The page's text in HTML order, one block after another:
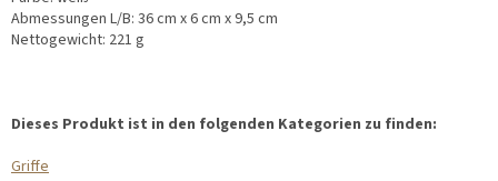
Abmessungen L/B: 36 cm x 6 cm x 9,5 cm
Nettogewicht: 221 g
Dieses Produkt ist in den folgenden Kategorien zu finden:
Griffe